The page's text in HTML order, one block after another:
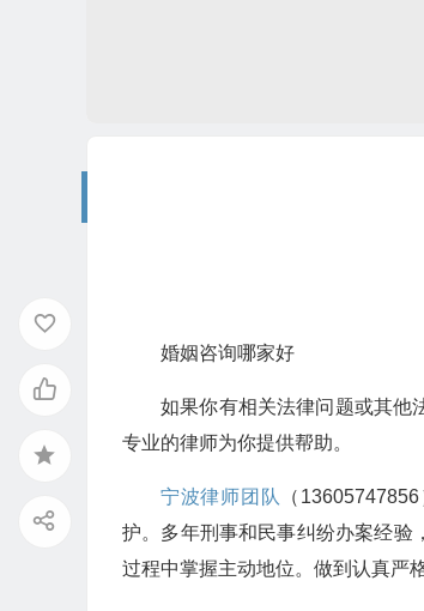
婚姻咨询哪家好
如果你有相关法律问题或其他
专业的律师为你提供帮助。
宁波律师团队
（
护。多年刑事和民事纠纷办案经验
过程中掌握主动地位。做到认真严